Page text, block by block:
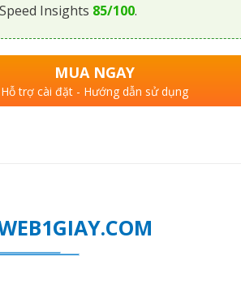
Insights 85/100.
MUA NGAY
Hỗ trợ cài đặt - Hướng dẫn sử dụng